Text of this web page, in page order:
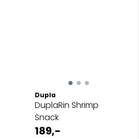
Dupla
DuplaRin Shrimp
Snack
189,-